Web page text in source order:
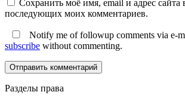
Сохранить моё имя, email и адрес сайта
последующих моих комментариев.
Notify me of followup comments via e-
subscribe without commenting.
Разделы права